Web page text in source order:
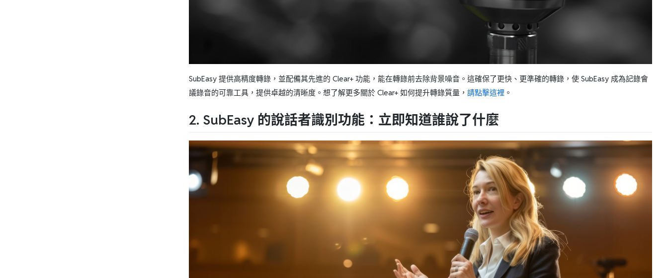
SubEasy 提供高精度轉錄，並配備其先進的 Clear+ 功能，能在轉錄前去除背景噪音。這確保了更快、更準確的轉錄，使 SubEasy 成為記錄會
議錄音的可靠工具，提供卓越的清晰度。想了解更多關於 Clear+ 如何提升轉錄質量， 請點擊這裡 。
2. SubEasy 的說話者識別功能：立即知道誰說了什麼